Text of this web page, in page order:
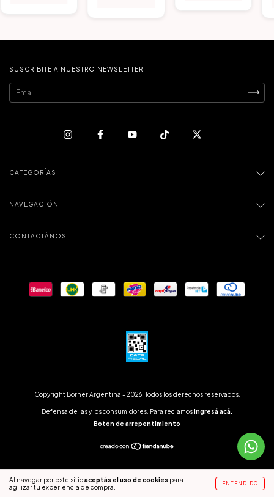
Al navegar por este sitioaceptás el uso de cookies para
agilizar tu experiencia de compra.
ENTENDIDO
SUSCRIBITE A NUESTRO NEWSLETTER
CATEGORÍAS
NAVEGACIÓN
CONTACTÁNOS
Copyright Borner Argentina - 2026. Todos los derechos reservados.
Defensa de las y los consumidores. Para reclamosingresá acá.
Botón de arrepentimiento